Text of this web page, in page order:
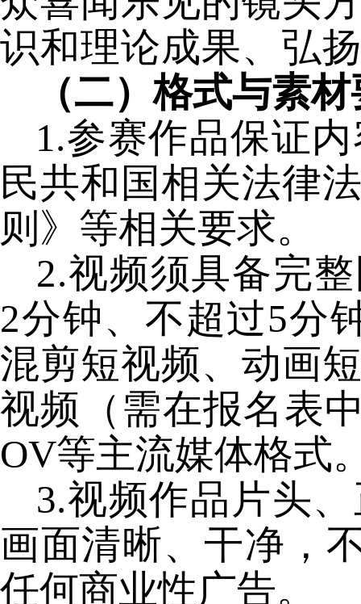
识和理论成果、弘
（二）格式与素
1.参赛作品保证
民共和国相关法律
则》等相关要求。
2.视频须具备完
2分钟、不超过5分
混剪短视频、动画
视频（需在报名表
OV等主流媒体格式
3.视频作品片头
画面清晰、干净，
任何商业性广告。